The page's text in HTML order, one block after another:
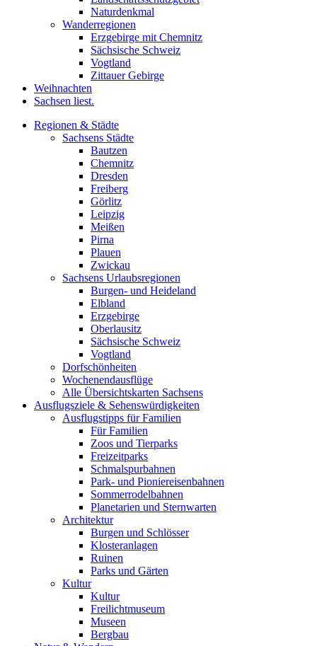
Naturdenkmal
Wanderregionen
Erzgebirge mit Chemnitz
Sächsische Schweiz
Vogtland
Zittauer Gebirge
Weihnachten
Sachsen liest.
Regionen & Städte
Sachsens Städte
Bautzen
Chemnitz
Dresden
Freiberg
Görlitz
Leipzig
Meißen
Pirna
Plauen
Zwickau
Sachsens Urlaubsregionen
Burgen- und Heideland
Elbland
Erzgebirge
Oberlausitz
Sächsische Schweiz
Vogtland
Dorfschönheiten
Wochenendausflüge
Alle Übersichtskarten Sachsens
Ausflugsziele & Sehenswürdigkeiten
Ausflugstipps für Familien
Für Familien
Zoos und Tierparks
Freizeitparks
Schmalspurbahnen
Park- und Pioniereisenbahnen
Sommerrodelbahnen
Planetarien und Sternwarten
Architektur
Burgen und Schlösser
Klosteranlagen
Ruinen
Parks und Gärten
Kultur
Kultur
Freilichtmuseum
Museen
Bergbau